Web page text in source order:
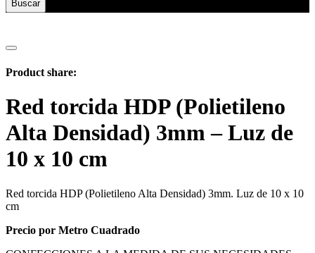
Buscar
Product share:
Red torcida HDP (Polietileno
Alta Densidad) 3mm – Luz de
10 x 10 cm
Red torcida HDP (Polietileno Alta Densidad) 3mm. Luz de 10 x 10
cm
Precio por Metro Cuadrado